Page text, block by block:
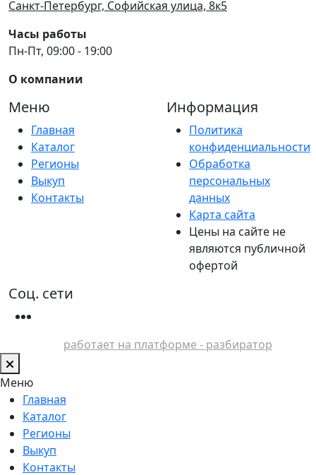
Санкт-Петербург, Софийская улица, 8к5
Часы работы
Пн-Пт, 09:00 - 19:00
О компании
Меню
Главная
Каталог
Регионы
Выкуп
Контакты
Информация
Политика
конфиденциальности
Обработка
персональных
данных
Карта сайта
Цены на сайте не
являются публичной
офертой
Соц. сети
работает на платформе - разбиратор
Меню
Главная
Каталог
Регионы
Выкуп
Контакты